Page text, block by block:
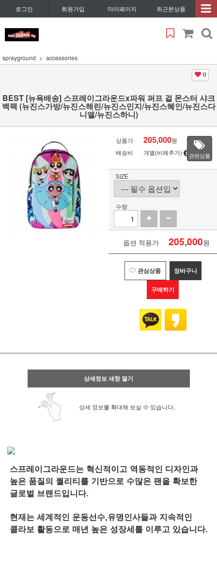
로그인 회원가입 마이페이지 최근본상품
sprayground accessories
0
BEST [뉴욕배송] 스프레이그라운드x파워 퍼프 걸 몬스터 샤크
백팩 (뉴진스가방/뉴진스해린/뉴진스민지/뉴진스혜인/뉴진스다
니엘/뉴진스하니)
상품가 205,000원
배송비
개별(비례추가) 관련상품
SIZE
수량
옵션 적용가 205,000원
관심상품 장바구니
구매하기
상세정보 새창 열기
상세 정보를 확대해 보실 수 있습니다.
스프레이그라운드는 혁신적이고 역동적인 디자인과
높은 품질의 퀄리티를 기반으로 수많은 팬을 확보한
글로벌 브랜드입니다.
현재는 세계적인 운동선수,유명인사들과 지속적인
콜라보 활동으로 매년 높은 성장세를 이루고 있습니다.